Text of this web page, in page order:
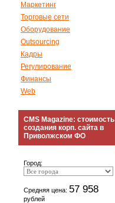
Маркетинг
Торговые сети
Оборудование
Outsourcing
Кадры
Регулирование
Финансы
Web
CMS Magazine: стоимость
создания корп. сайта в
Приволжском ФО
Город:
Средняя цена: 57 958
рублей